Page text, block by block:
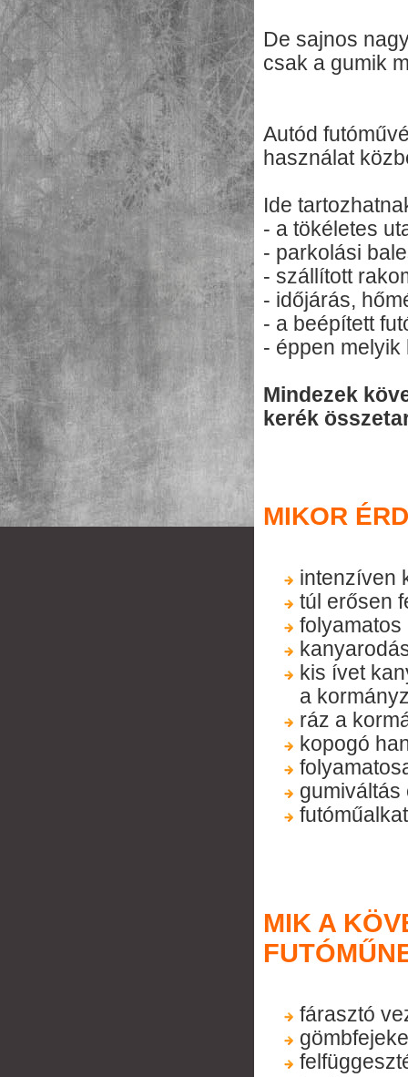
De sajnos
csak a gumik
Autód
használat
Ide
- a tökéletes
- parkolási
- szállított
- időjárás,
- a beépített
- éppen
Mindezek
kerék
MIKOR
intenzíven
túl erősen
folyamatos
kis ívet
a
ráz a
kopogó
gumiváltás
MIK A
fárasztó